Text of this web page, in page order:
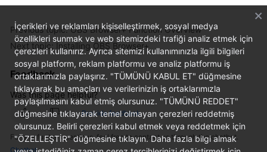
Glossary
More
Documents
General
Reference
Glossary
Previous topic: OBS Browser+ Function Overview
Next topic: Installing OBS Browser+
Feedback
Was this page helpful?
Provide feedback
For any further questions, feel free to contact us through the chatbot.
Chatbot
İçerikleri ve reklamları kişiselleştirmek, sosyal medya
özellikleri sunmak ve web sitemizdeki trafiği analiz etmek için
çerezleri kullanırız. Ayrıca sitemizi kullanımınızla ilgili bilgileri
sosyal platform, reklam platformu ve analiz platformu iş
ortaklarımızla paylaşırız. "TÜMÜNÜ KABUL ET" düğmesine
tıklayarak bu amaçları ve verilerinizin iş ortaklarımızla
paylaşılmasını kabul etmiş olursunuz. "TÜMÜNÜ REDDET"
düğmesine tıklayarak temel olmayan çerezleri reddetmiş
olursunuz. Belirli çerezleri kabul etmek veya reddetmek için
"ÖZELLEŞTİR" düğmesine tıklayın. Daha fazla bilgi almak